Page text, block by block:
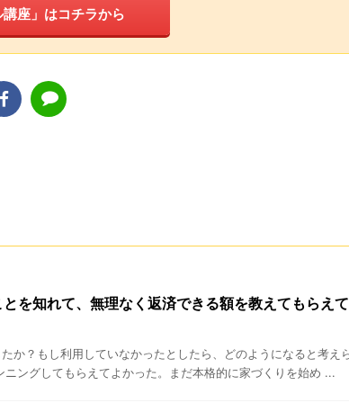
座」はコチラから
を知れて、無理なく返済できる額を教えてもらえて
か？もし利用していなかったとしたら、どのようになると考え
ングしてもらえてよかった。まだ本格的に家づくりを始め ...